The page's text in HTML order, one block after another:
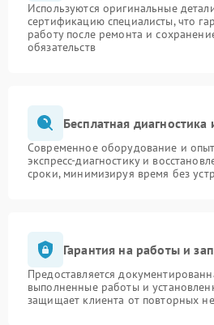
Используются оригинальные
сертификацию специалисты, что
работу после ремонта и
обязательств
Бесплатная
Современное оборудование и
экспресс-диагностику и
сроки, минимизируя время без
Гарантия на работы и
Предоставляется
выполненные работы и
защищает клиента от повторных